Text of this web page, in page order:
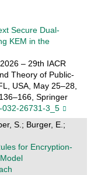
Secure Dual-
KEM in the
– 29th IACR
Theory of Public-
USA, May 25–28,
Springer
26731-3_5
S.; Burger, E.;
for Encryption-